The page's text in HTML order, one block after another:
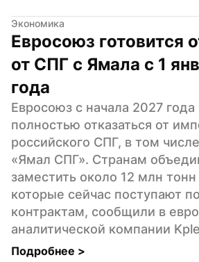
Экономика
Евросоюз готовится
от СПГ с Ямала с 1
года
Евросоюз с начала 2027 года
полностью отказаться от
российского СПГ, в том
«Ямал СПГ». Странам
заместить около 12 млн тонн
которые сейчас поступают
контрактам, сообщили в
аналитической компании
Подробнее >